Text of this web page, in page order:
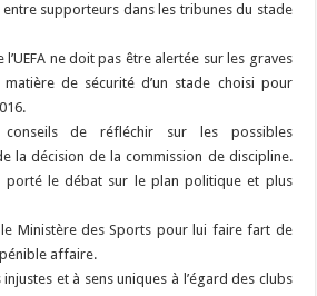
supporteurs dans les tribunes du stade
ne doit pas être alertée sur les graves
matière de sécurité d’un stade choisi pour
de réfléchir sur les possibles
la décision de la commission de discipline.
porté le débat sur le plan politique et plus
le Ministère des Sports pour lui faire fart de
affaire.
et à sens uniques à l’égard des clubs